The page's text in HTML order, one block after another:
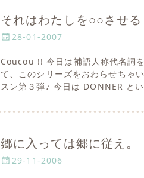
それはわたしを○○させ
P
s
t
e
o
28-01-2007
Coucou !! 今日は補語人称代名詞
て、このシリーズをおわらせちゃ
スン第３弾♪ 今日は DONNER と
郷に入っては郷に従え。
P 29-11-2006